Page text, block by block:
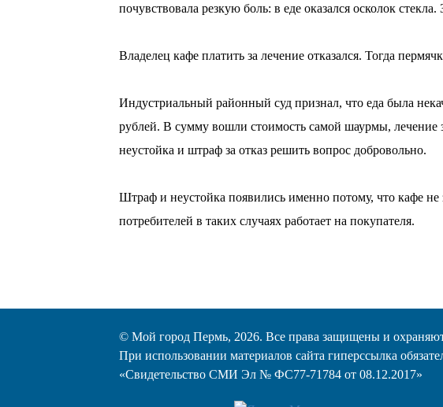
почувствовала резкую боль: в еде оказался осколок
Владелец кафе платить за лечение отказался. Тогда
Индустриальный районный суд признал, что еда была
рублей. В сумму вошли стоимость самой шаурмы, лечение
неустойка и штраф за отказ решить вопрос добровольно.
Штраф и неустойка появились именно потому, что кафе не
потребителей в таких случаях работает на покупателя.
© Мой город Пермь, 2026. Все права защищены и
При использовании материалов сайта гиперссылка
«Cвидетельство СМИ Эл № ФС77-71784 от 08.12.2017»